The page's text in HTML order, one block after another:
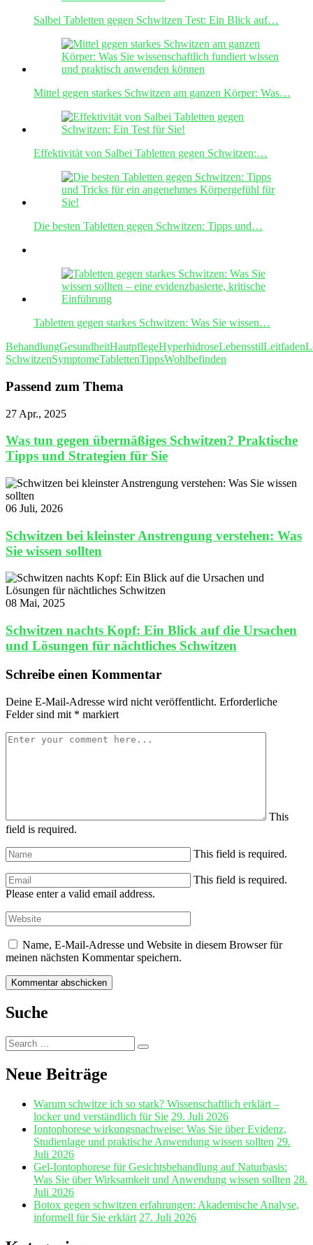
Salbei Tabletten gegen Schwitzen Test: Ein Blick auf…
Mittel gegen starkes Schwitzen am ganzen Körper: Was…
Effektivität von Salbei Tabletten gegen Schwitzen:…
Die besten Tabletten gegen Schwitzen: Tipps und…
Tabletten gegen starkes Schwitzen: Was Sie wissen…
BehandlungGesundheitHautpflegeHyperhidroseLebensstilLeitfaden
SchwitzenSymptomeTablettenTippsWohlbefinden
Passend zum Thema
27 Apr., 2025
Was tun gegen übermäßiges Schwitzen? Praktische
Tipps und Strategien für Sie
06 Juli, 2026
Schwitzen bei kleinster Anstrengung verstehen: Was
Sie wissen sollten
08 Mai, 2025
Schwitzen nachts Kopf: Ein Blick auf die Ursachen
und Lösungen für nächtliches Schwitzen
Schreibe einen Kommentar
Deine E-Mail-Adresse wird nicht veröffentlicht. Erforderliche
Felder sind mit * markiert
This
field is required.
This field is required.
This field is required.
Please enter a valid email address.
Name, E-Mail-Adresse und Website in diesem Browser für
meinen nächsten Kommentar speichern.
Suche
Search
for:
Search
Neue Beiträge
Warum schwitze ich so stark? Wissenschaftlich erklärt –
locker und verständlich für Sie 29. Juli 2026
Iontophorese wirkungsnachweise: Was Sie über Evidenz,
Studienlage und praktische Anwendung wissen sollten 29.
Juli 2026
Gel‑Iontophorese für Gesichtsbehandlung auf Naturbasis:
Was Sie über Wirksamkeit und Anwendung wissen sollten 28.
Juli 2026
Botox gegen schwitzen erfahrungen: Akademische Analyse,
informell für Sie erklärt 27. Juli 2026